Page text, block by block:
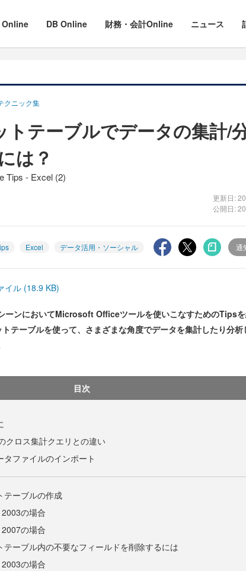
DB Online 財務・会計Online ニュース
クニック集
トテーブルでデータの集計/
は？
Tips - Excel (2)
更新日:
公開日:
Excel データ活用・ソーシャル 通
イル (18.9 KB)
ーンにおいてMicrosoft Officeツールを使いこなすためのTips
テーブルを使って、さまざまな角度でデータを集計したり分析
目次
クロス集計クエリとの違い
タファイルのインポート
テーブルの作成
の場合
の場合
テーブル内の不要なフィールドを削除するには
の場合